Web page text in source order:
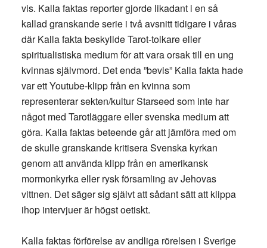
vis. Kalla faktas reporter gjorde likadant i en så
kallad granskande serie i två avsnitt tidigare i våras
där Kalla fakta beskyllde Tarot-tolkare eller
spiritualistiska medium för att vara orsak till en ung
kvinnas självmord. Det enda ”bevis” Kalla fakta hade
var ett Youtube-klipp från en kvinna som
representerar sekten/kultur Starseed som inte har
något med Tarotläggare eller svenska medium att
göra. Kalla faktas beteende går att jämföra med om
de skulle granskande kritisera Svenska kyrkan
genom att använda klipp från en amerikansk
mormonkyrka eller rysk församling av Jehovas
vittnen. Det säger sig självt att sådant sätt att klippa
ihop intervjuer är högst oetiskt.
Kalla faktas förförelse av andliga rörelsen i Sverige